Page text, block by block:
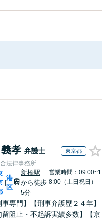
孝 弁護士 東京都
法律事務所
港
区
新橋駅
から徒歩
5分
営業時間：09:00~1
8:00（土日祝日）
事専門】【刑事弁護歴２４年】
留阻止・不起訴実績多数】【京